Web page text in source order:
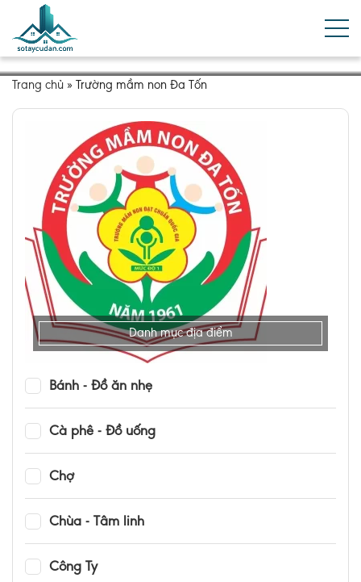
Trang chủ » Trường mầm non Đa Tốn
Danh mục địa điểm
Bánh - Đồ ăn nhẹ
Cà phê - Đồ uống
Chợ
Chùa - Tâm linh
Công Ty